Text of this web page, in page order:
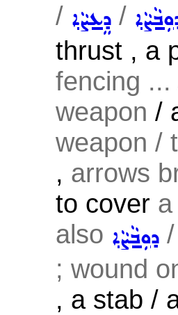
/ ܕܸܥܨܵܐ /
thrust , a
fencing ...
weapon /
weapon /
, arrows
to cover
also ܕܘܼܒܵܨܵܐ /
; wound
, a stab /